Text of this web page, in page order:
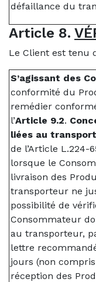
défaillance du
Article 8.
Le Client est tenu
S’agissant des
conformité du
remédier
l’Article 9.2.
liées au transport
de l’Article L.224-
lorsque le
livraison des
transporteur ne
possibilité de
Consommateur
au transporteur,
lettre
jours (non
réception des